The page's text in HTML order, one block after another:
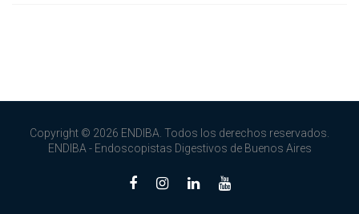
Copyright © 2026 ENDIBA. Todos los derechos reservados.
ENDIBA - Endoscopistas Digestivos de Buenos Aires